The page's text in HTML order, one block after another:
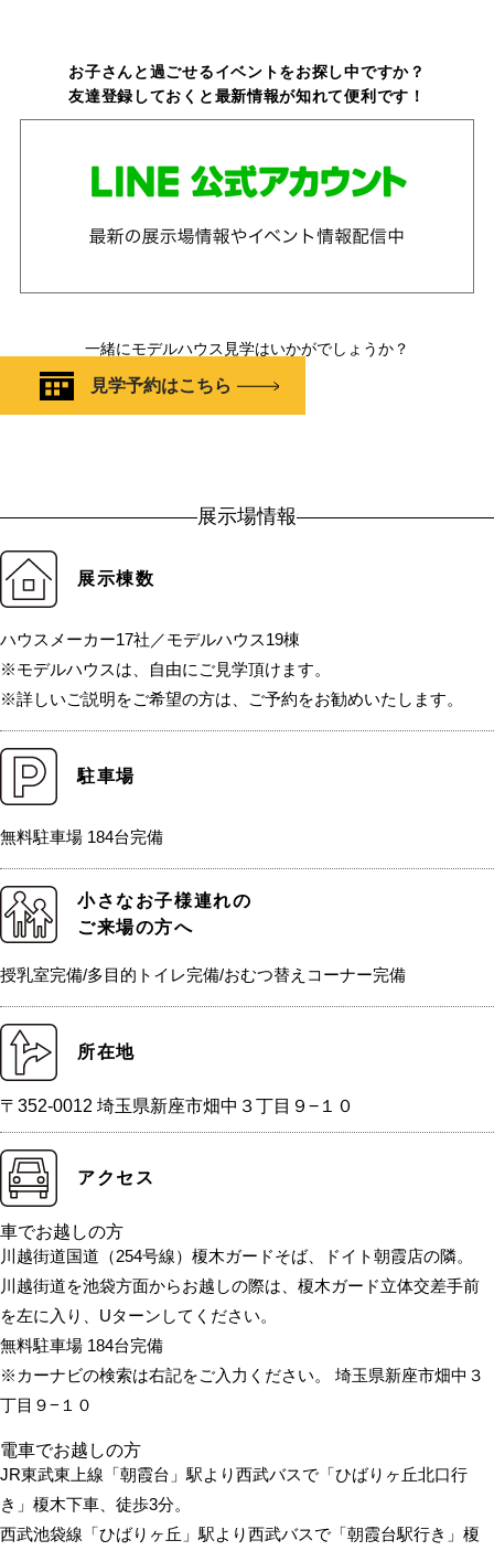
お子さんと過ごせるイベントをお探し中ですか？
友達登録しておくと最新情報が知れて便利です！
一緒にモデルハウス見学はいかがでしょうか？
見学予約はこちら
展示場情報
展示棟数
ハウスメーカー17社／モデルハウス19棟
※モデルハウスは、自由にご見学頂けます。
※詳しいご説明をご希望の方は、ご予約をお勧めいたします。
駐車場
無料駐車場 184台完備
小さなお子様連れの
ご来場の方へ
授乳室完備/多目的トイレ完備/おむつ替えコーナー完備
所在地
〒352-0012 埼玉県新座市畑中３丁目９−１０
アクセス
車でお越しの方
川越街道国道（254号線）榎木ガードそば、ドイト朝霞店の隣。
川越街道を池袋方面からお越しの際は、榎木ガード立体交差手前
を左に入り、Uターンしてください。
無料駐車場 184台完備
※カーナビの検索は右記をご入力ください。 埼玉県新座市畑中３
丁目９−１０
電車でお越しの方
JR東武東上線「朝霞台」駅より西武バスで「ひばりヶ丘北口行
き」榎木下車、徒歩3分。
西武池袋線「ひばりヶ丘」駅より西武バスで「朝霞台駅行き」榎